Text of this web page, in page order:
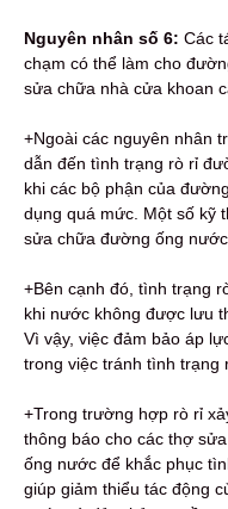
Nguyên nhân số 6: Các
chạm có thể làm cho
sửa chữa nhà cửa khoan
+Ngoài các nguyên nhân
dẫn đến tình trạng rò rỉ
khi các bộ phận của
dụng quá mức. Một số kỹ
sửa chữa đường ống
+Bên cạnh đó, tình trạng
khi nước không được lưu
Vì vậy, việc đảm bảo áp
trong việc tránh tình trạng
+Trong trường hợp rò rỉ
thông báo cho các thợ
ống nước để khắc phục
giúp giảm thiểu tác động